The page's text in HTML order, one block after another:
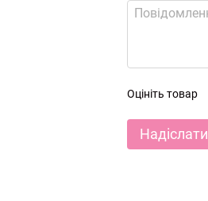
Оцініть товар
Надіслати